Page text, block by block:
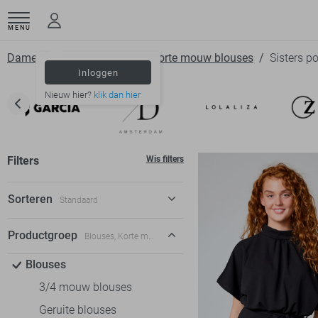
MENU
Inloggen
Nieuw hier? klik dan hier
Dameskleding Blouses Korte mouw blouses Sisters
Filters Wis filters
Sorteren Standaard
Standaard
Productgroep Blouses, Korte mouw blouses
Blouses
3/4 mouw blouses
Geruite blouses